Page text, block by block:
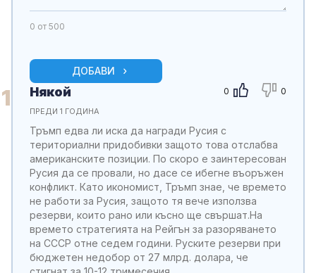
0 от 500
ДОБАВИ
1 0 0
Някой
ПРЕДИ 1 ГОДИНА
Тръмп едва ли иска да награди Русия с
териториални придобивки защото това отслабва
американските позиции. По скоро е заинтересован
Русия да се провали, но дасе се ибегне въоръжен
конфликт. Като икономист, Тръмп знае, че времето
не работи за Русия, защото тя вече използва
резерви, които рано или късно ще свършат.На
времето стратегията на Рейгън за разоряването
на СССР отне седем години. Руските резерви при
бюджетен недобор от 27 млрд. долара, че